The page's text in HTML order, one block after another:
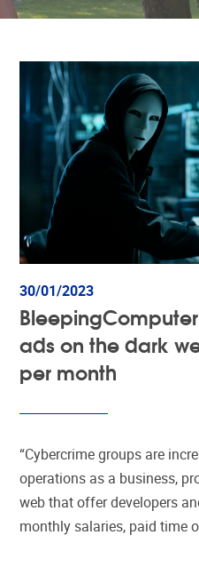
30/01/2023
ads on the dark
per month
“Cybercrime groups are
operations as a business,
web that offer developers
monthly salaries, paid time